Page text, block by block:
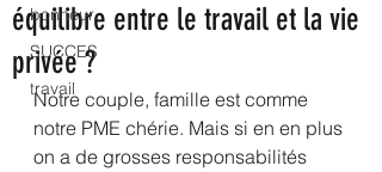
bonheur
SUCCES
travail
équilibre entre le travail et la vie
privée ?
Notre couple, famille est comme
notre PME chérie. Mais si en en plus
on a de grosses responsabilités